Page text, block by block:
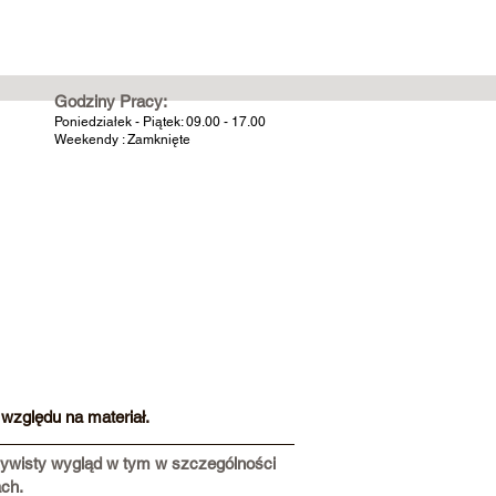
Godziny Pracy:
Poniedziałek - Piątek: 09.00 - 17.00
Weekendy : Zamknięte
na materiał.
wygląd w tym w szczególności